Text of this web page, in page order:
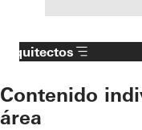
Arquitectos
Contenido
área